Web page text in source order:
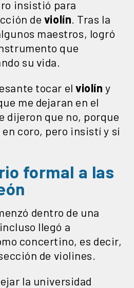
insistió para
de violín . Tras la
maestros, logró
que
su vida.
tocar elviolín y
me dejaran en el
dijeron que no, porque
en coro, pero insistí y sí
formal a las
dentro de una
llegó a
concertino, es decir,
de violines.
la universidad